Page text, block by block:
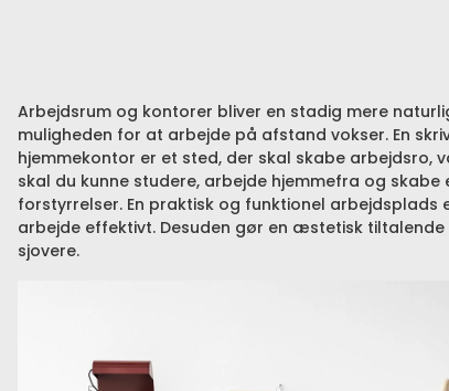
Arbejdsrum og kontorer bliver en stadig mere
muligheden for at arbejde på afstand vokser. En
hjemmekontor er et sted, der skal skabe arbejdsro,
skal du kunne studere, arbejde hjemmefra og
forstyrrelser. En praktisk og funktionel
arbejde effektivt. Desuden gør en æstetisk
sjovere.